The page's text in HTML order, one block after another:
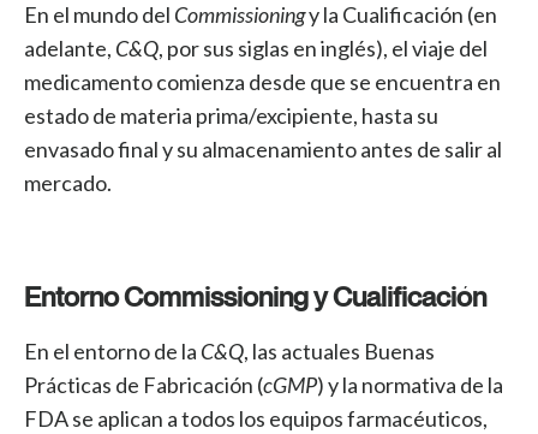
En el mundo del Commissioningy la Cualificación (en
adelante, C&Q, por sus siglas en inglés), el viaje del
medicamento comienza desde que se encuentra en
estado de materia prima/excipiente, hasta su
envasado final y su almacenamiento antes de salir al
mercado.
Entorno Commissioning y Cualificación
En el entorno de la C&Q, las actuales Buenas
Prácticas de Fabricación (cGMP) y la normativa de la
FDA se aplican a todos los equipos farmacéuticos,